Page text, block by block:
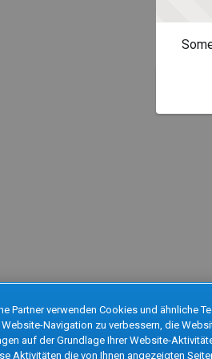
Partner verwenden Cookies und ähnliche
Navigation zu verbessern, die
auf der Grundlage Ihrer Website-
Aktivitäten die von Ihnen angezeigten